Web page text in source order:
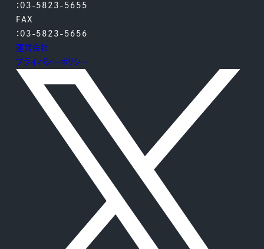
：03-5823-5655
FAX
：03-5823-5656
運営会社
プライバシーポリシー